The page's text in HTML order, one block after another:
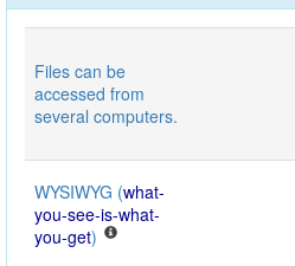
Files can be
accessed from
several computers.
WYSIWYG (what-
you-see-is-what-
you-get)